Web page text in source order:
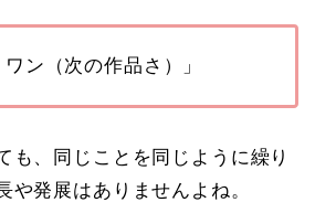
ン（次の作品さ）」
も、同じことを同じように繰り
や発展はありませんよね。